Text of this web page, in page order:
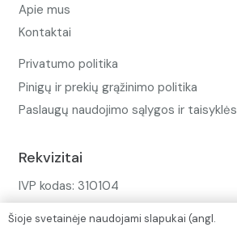
Apie mus
Kontaktai
Privatumo politika
Pinigų ir prekių grąžinimo politika
Paslaugų naudojimo sąlygos ir taisyklės
Rekvizitai
IVP kodas: 310104
Šioje svetainėje naudojami slapukai (angl.